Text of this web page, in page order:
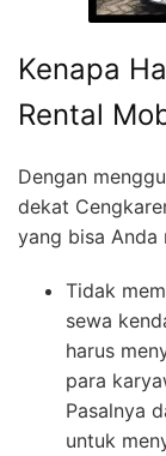
Kenapa
Rental
Dengan
dekat
yang bisa Anda
Tidak
sewa
harus
para
Pasalnya
untuk